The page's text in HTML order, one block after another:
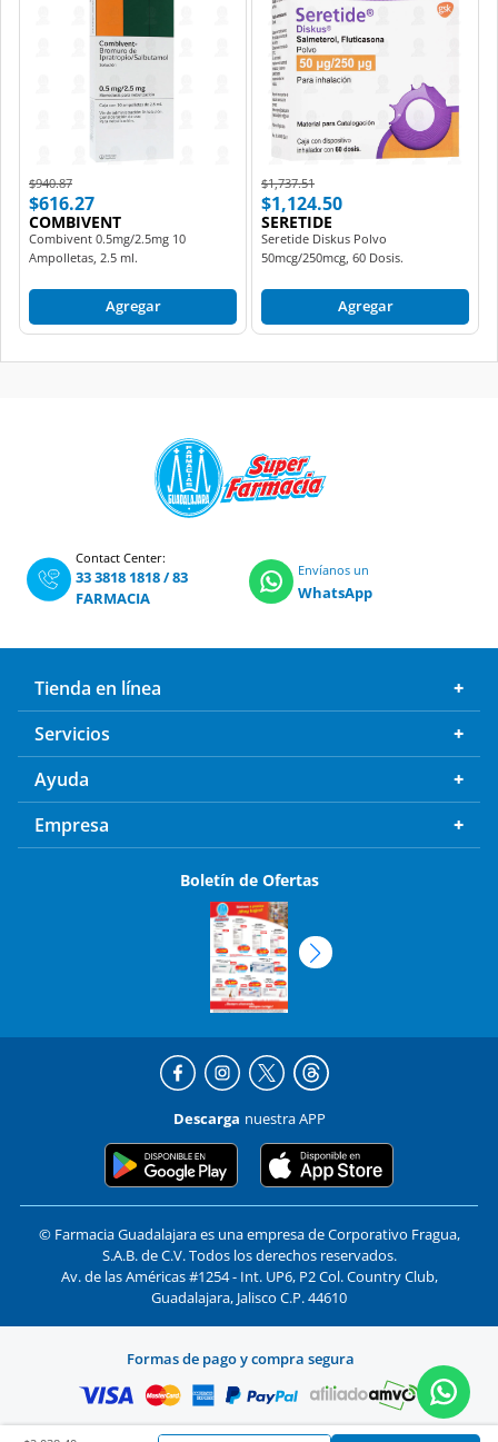
Price reduced from
$616.27
COMBIVENT
Combivent 0.5mg/2.5mg 10
Ampolletas, 2.5 ml.
Price reduced from
$1,737.51to
$1,124.50
SERETIDE
Seretide Diskus Polvo
50mcg/250mcg, 60 Dosis.
33 3818 1818
FARMACIA
WhatsApp
Servicios
Ayuda
Empresa
Boletín de Ofertas
Descarga nuestra APP
© Farmacia Guadalajara es una empresa de Corporativo Fragua,
S.A.B. de C.V. Todos los derechos reservados.
Av. de las Américas #1254 - Int. UP6, P2 Col. Country Club,
Guadalajara, Jalisco C.P. 44610
Formas de pago y compra segura